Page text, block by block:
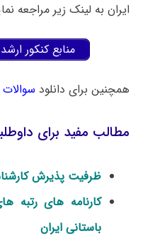
ایران به لینک زیر مراجعه
منابع کنکور
همچنین برای دانلود
مطالب مفید برای
ظرفیت پذیرش
کارنامه های رتبه
باستانی ایران